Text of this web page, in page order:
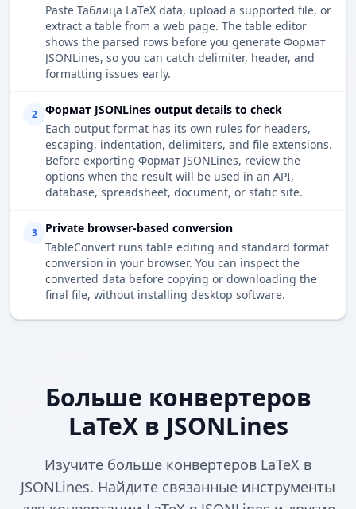
Paste Таблица LaTeX data, upload a supported file, or
extract a table from a web page. The table editor
shows the parsed rows before you generate Формат
JSONLines, so you can catch delimiter, header, and
formatting issues early.
2
Формат JSONLines output details to check
Each output format has its own rules for headers,
escaping, indentation, delimiters, and file extensions.
Before exporting Формат JSONLines, review the
options when the result will be used in an API,
database, spreadsheet, document, or static site.
3
Private browser-based conversion
TableConvert runs table editing and standard format
conversion in your browser. You can inspect the
converted data before copying or downloading the
final file, without installing desktop software.
Больше конвертеров
LaTeX в JSONLines
Изучите больше конвертеров LaTeX в
JSONLines. Найдите связанные инструменты